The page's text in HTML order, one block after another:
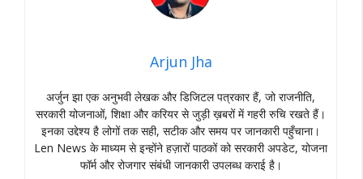
Arjun Jha
अर्जुन झा एक अनुभवी लेखक और डिजिटल पत्रकार हैं, जो राजनीति,
सरकारी योजनाओं, शिक्षा और करियर से जुड़ी ख़बरों में गहरी रुचि रखते हैं।
इनका उद्देश्य है लोगों तक सही, सटीक और समय पर जानकारी पहुँचाना।
Len News के माध्यम से इन्होंने हज़ारों पाठकों को सरकारी अपडेट, योजना
फॉर्म और रोजगार संबंधी जानकारी उपलब्ध कराई है।